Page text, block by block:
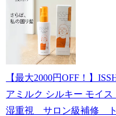
【最大2000円OFF！】
アミルク シルキー モイス
湿重視 サロン級補修 ト